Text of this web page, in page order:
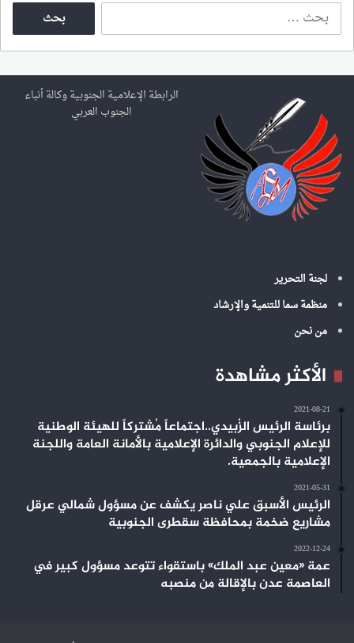
ث
ع
ن
الرابطة الإعلامية الجنوبية وكالة أنباء
الجنوب العربي
لجنة التحرير
منظمة سما للتنمية والإرشاد
من نحن
الأكثر مشاهدة
2021-08-21
برئاسة الرئيس الزُبيدي..اجتماعاً مُشتركاً للهيئة الوطنية
للإعلام الجنوبي والدائرة الإعلامية بالأمانة العامة واللجنة
الإعلامية بالجمعية.
2021-05-31
الرئيس الأسبق علي ناصر يكشف عن مسؤول شمالي عرقل
مشاريع ضخمة بمحافظة سقطرى الجنوبية
2022-12-24
عمة «معين عبد الملك» باستقواء تتوعد مسؤول كبير في
العاصمة عدن بالإقالة من منصبه